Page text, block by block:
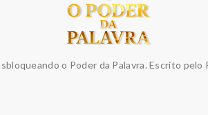
o Poder da Palavra. Escrito